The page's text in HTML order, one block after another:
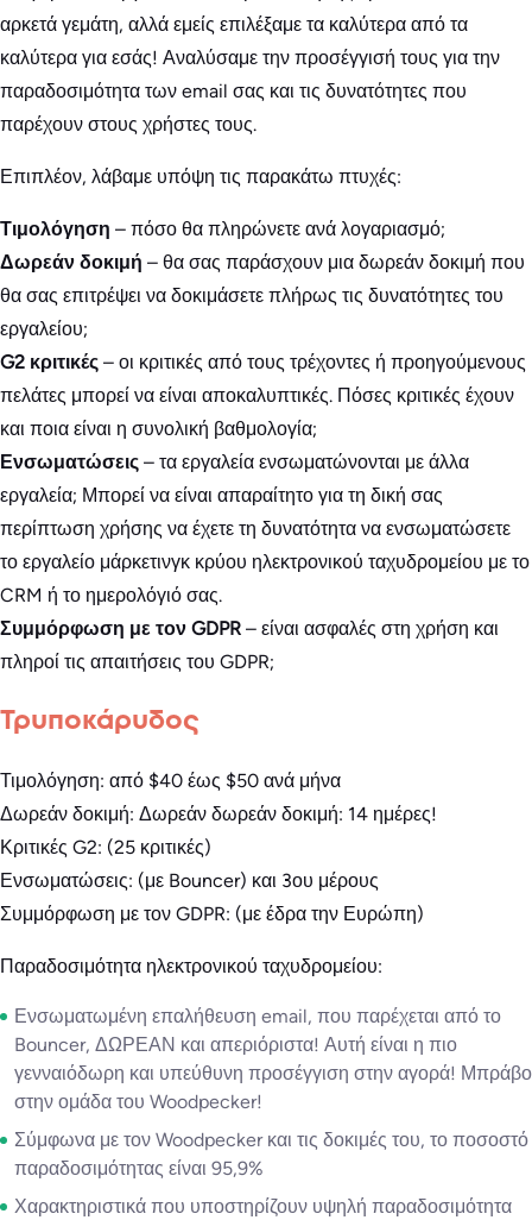
αρκετά γεμάτη, αλλά εμείς επιλέξαμε τα καλύτερα από τα
καλύτερα για εσάς! Αναλύσαμε την προσέγγισή τους για την
παραδοσιμότητα των email σας και τις δυνατότητες που
παρέχουν στους χρήστες τους.
Επιπλέον, λάβαμε υπόψη τις παρακάτω πτυχές:
Τιμολόγηση – πόσο θα πληρώνετε ανά λογαριασμό;
Δωρεάν δοκιμή – θα σας παράσχουν μια δωρεάν δοκιμή που
θα σας επιτρέψει να δοκιμάσετε πλήρως τις δυνατότητες του
εργαλείου;
G2 κριτικές – οι κριτικές από τους τρέχοντες ή προηγούμενους
πελάτες μπορεί να είναι αποκαλυπτικές. Πόσες κριτικές έχουν
και ποια είναι η συνολική βαθμολογία;
Ενσωματώσεις – τα εργαλεία ενσωματώνονται με άλλα
εργαλεία; Μπορεί να είναι απαραίτητο για τη δική σας
περίπτωση χρήσης να έχετε τη δυνατότητα να ενσωματώσετε
το εργαλείο μάρκετινγκ κρύου ηλεκτρονικού ταχυδρομείου με το
CRM ή το ημερολόγιό σας.
Συμμόρφωση με τον GDPR – είναι ασφαλές στη χρήση και
πληροί τις απαιτήσεις του GDPR;
Τρυποκάρυδος
Τιμολόγηση: από $40 έως $50 ανά μήνα
Δωρεάν δοκιμή: Δωρεάν δωρεάν δοκιμή: 14 ημέρες!
Κριτικές G2: (25 κριτικές)
Ενσωματώσεις: (με Bouncer) και 3ου μέρους
Συμμόρφωση με τον GDPR: (με έδρα την Ευρώπη)
Παραδοσιμότητα ηλεκτρονικού ταχυδρομείου:
Ενσωματωμένη επαλήθευση email, που παρέχεται από το
Bouncer, ΔΩΡΕΑΝ και απεριόριστα! Αυτή είναι η πιο
γενναιόδωρη και υπεύθυνη προσέγγιση στην αγορά! Μπράβο
στην ομάδα του Woodpecker!
Σύμφωνα με τον Woodpecker και τις δοκιμές του, το ποσοστό
παραδοσιμότητας είναι 95,9%
Χαρακτηριστικά που υποστηρίζουν υψηλή παραδοσιμότητα